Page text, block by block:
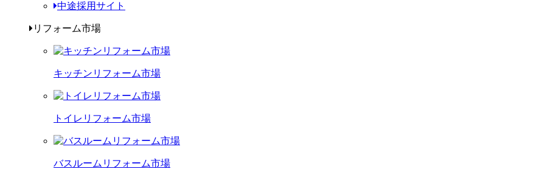
中途採用サイト
リフォーム市場
キッチンリフォーム市場
トイレリフォーム市場
バスルームリフォーム市場